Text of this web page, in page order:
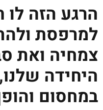
הרגע הזה לו
למרפסת
צמחיה ואת
היחידה
במחסום